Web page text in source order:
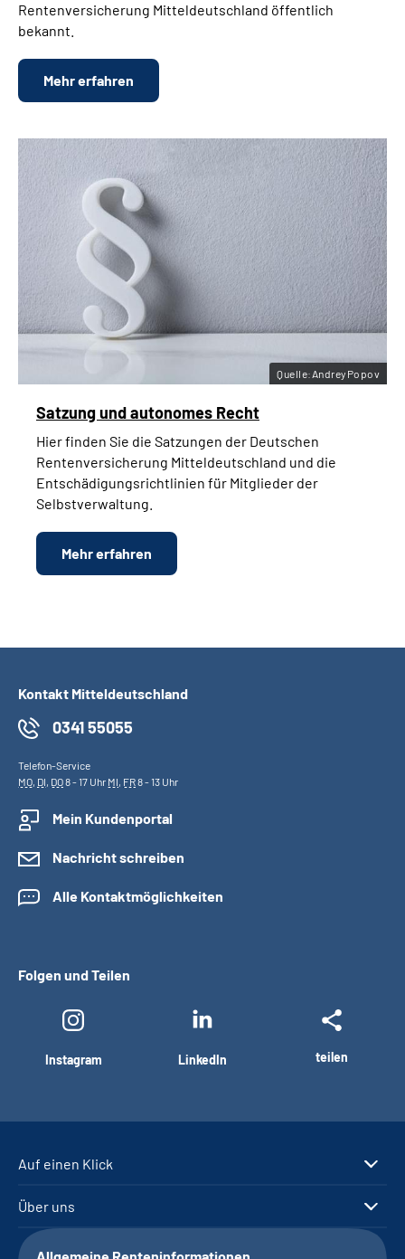
Rentenversicherung Mitteldeutschland öffentlich
bekannt.
Mehr erfahren
Satzung und autonomes Recht
Hier finden Sie die Satzungen der Deutschen
Rentenversicherung Mitteldeutschland und die
Entschädigungsrichtlinien für Mitglieder der
Selbstverwaltung.
Mehr erfahren
Quelle:AndreyPopov
Kontakt Mitteldeutschland
0341 55055
Telefon-Service
MO, DI, DO8 - 17 Uhr MI, FR8 - 13 Uhr
Mein Kundenportal
Nachricht schreiben
Alle Kontaktmöglichkeiten
Folgen und Teilen
Instagram LinkedIn teilen
Auf einen Klick
Über uns